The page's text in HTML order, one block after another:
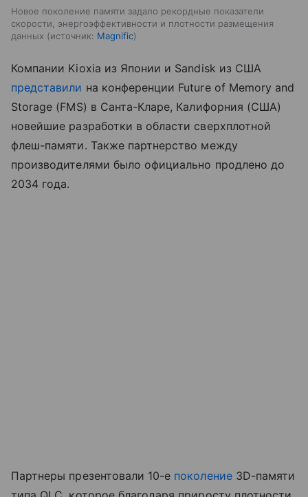
Новое поколение памяти задало рекордные показатели
скорости, энергоэффективности и плотности размещения
данных
источник: Magnific
Компании Kioxia из Японии и Sandisk из США
представили на конференции Future of Memory and
Storage (FMS) в Санта-Кларе, Калифорния (США)
новейшие разработки в области сверхплотной
флеш-памяти. Также партнерство между
производителями было официально продлено до
2034 года.
Партнеры презентовали 10-е поколение3D-памяти